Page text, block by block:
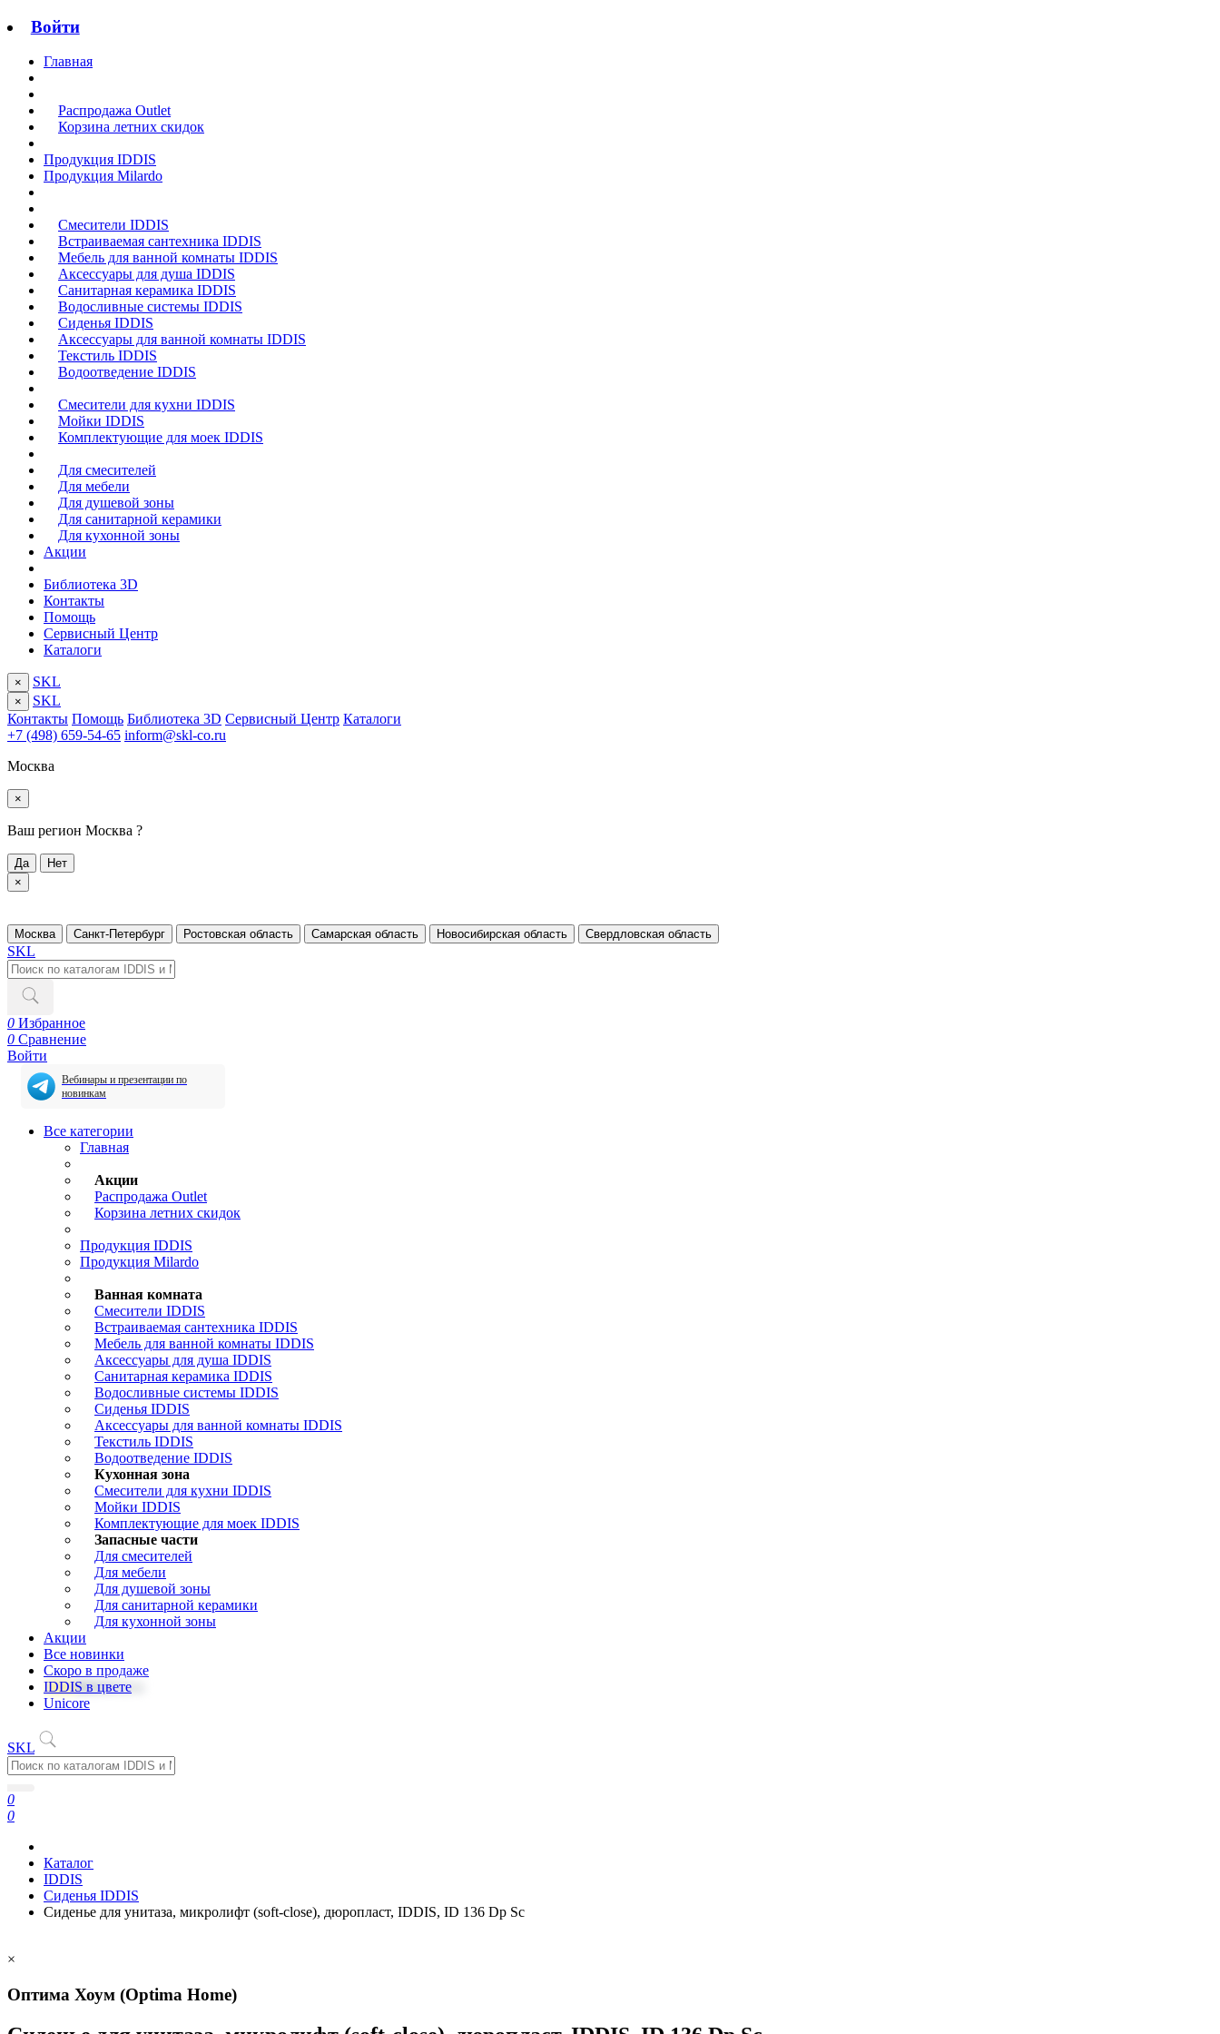
Войти
Главная
Распродажа Outlet
Корзина летних скидок
Продукция IDDIS
Продукция Milardo
Смесители IDDIS
Встраиваемая сантехника IDDIS
Мебель для ванной комнаты IDDIS
Аксессуары для душа IDDIS
Санитарная керамика IDDIS
Водосливные системы IDDIS
Сиденья IDDIS
Аксессуары для ванной комнаты IDDIS
Текстиль IDDIS
Водоотведение IDDIS
Смесители для кухни IDDIS
Мойки IDDIS
Комплектующие для моек IDDIS
Для смесителей
Для мебели
Для душевой зоны
Для санитарной керамики
Для кухонной зоны
Акции
Библиотека 3D
Контакты
Помощь
Сервисный Центр
Каталоги
× SKL
×
SKL
Контакты Помощь Библиотека 3D Сервисный Центр Каталоги
+7 (498) 659-54-65 inform@skl-co.ru
Москва
×
Ваш регион Москва ?
Да
Нет
×
Москва Санкт-Петербург Ростовская область Самарская область Новосибирская область Свердловская область
SKL
0 Избранное
0 Сравнение
Войти
Вебинары и презентации по
новинкам
Все категории
Главная
Акции
Распродажа Outlet
Корзина летних скидок
Продукция IDDIS
Продукция Milardo
Ванная комната
Смесители IDDIS
Встраиваемая сантехника IDDIS
Мебель для ванной комнаты IDDIS
Аксессуары для душа IDDIS
Санитарная керамика IDDIS
Водосливные системы IDDIS
Сиденья IDDIS
Аксессуары для ванной комнаты IDDIS
Текстиль IDDIS
Водоотведение IDDIS
Кухонная зона
Смесители для кухни IDDIS
Мойки IDDIS
Комплектующие для моек IDDIS
Запасные части
Для смесителей
Для мебели
Для душевой зоны
Для санитарной керамики
Для кухонной зоны
Акции
Все новинки
Скоро в продаже
IDDIS в цвете
Unicore
SKL
0
0
Каталог
IDDIS
Сиденья IDDIS
Сиденье для унитаза, микролифт (soft-close), дюропласт, IDDIS, ID 136 Dp Sc
×
Оптима Хоум (Optima Home)